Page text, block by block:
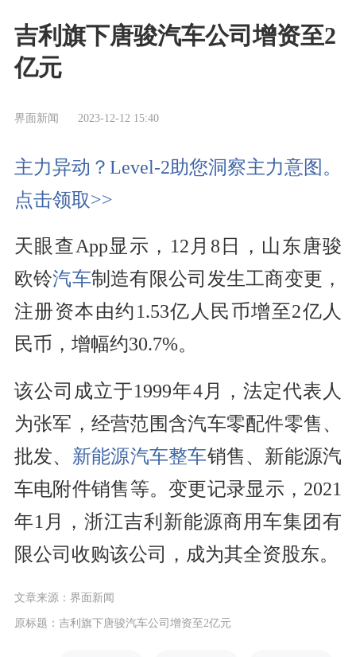
吉利旗下唐骏汽车公司增资至2
亿元
界面新闻 2023-12-12 15:40
主力异动？Level-2助您洞察主力意图。
点击领取>>
天眼查App显示，12月8日，山东唐骏
欧铃汽车制造有限公司发生工商变更，
注册资本由约1.53亿人民币增至2亿人
民币，增幅约30.7%。
该公司成立于1999年4月，法定代表人
为张军，经营范围含汽车零配件零售、
批发、 新能源汽车整车销售、新能源汽
车电附件销售等。变更记录显示，2021
年1月，浙江吉利新能源商用车集团有
限公司收购该公司，成为其全资股东。
文章来源：界面新闻
原标题：吉利旗下唐骏汽车公司增资至2亿元